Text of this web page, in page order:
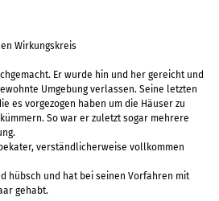
Wirkungskreis
Er wurde hin und her gereicht und
Umgebung verlassen. Seine letzten
es vorgezogen haben um die Häuser zu
So war er zuletzt sogar mehrere
verständlicherweise vollkommen
hübsch und hat bei seinen Vorfahren mit
gehabt.